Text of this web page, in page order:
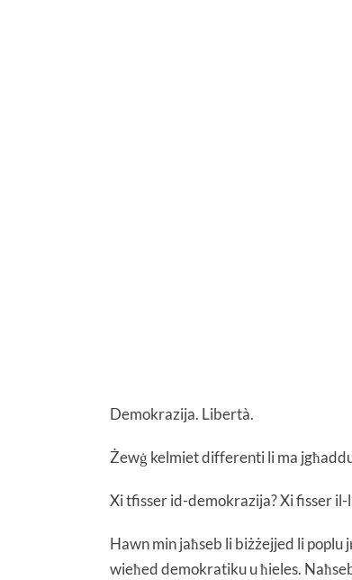
Demokrazija. Libertà.
Żewġ kelmiet differenti li ma
Xi tfisser id-demokrazija? Xi fisser
Hawn min jaħseb li biżżejjed li
wieħed demokratiku u ħieles.